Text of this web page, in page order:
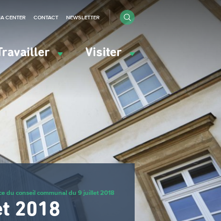
Visiter
CENTER CONTACT NEWSLETTER
du conseil communal du 9 juillet 2018
2018